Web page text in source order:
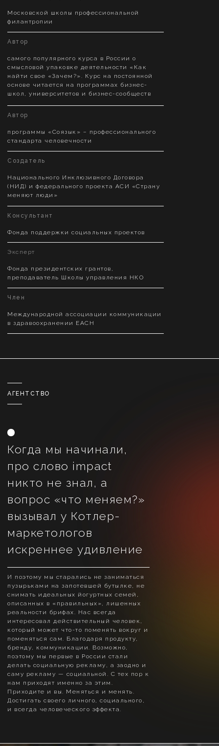
Фонда президентских грантов,
преподаватель Школы управления НКО
Эксперт
Международной ассоциации коммуникации
в здравоохранении EACH
Член
Фонда поддержки социальных проектов
Консультант
Национального Инклюзивного Договора
(НИД) и федерального проекта АСИ «Страну
меняют люди»
Создатель
программы «Соязык» – профессионального
стандарта человечности
Автор
самого популярного курса в России о
смысловой упаковке деятельности «Как
найти свое «Зачем?». Курс на постоянной
основе читается на программах бизнес-
школ, университетов и бизнес-сообществ
Автор
Московской школы профессиональной
филантропии
И поэтому мы старались не заниматься
пузырьками на запотевшей бутылке, не
снимать идеальных йогуртных семей,
описанных в «правильных», лишенных
реальности брифах. Нас всегда
интересовал действительный человек,
который может что-то поменять вокруг и
поменяться сам. Благодаря продукту,
бренду, коммуникации. Возможно,
поэтому мы первые в России стали
делать социальную рекламу, а заодно и
саму рекламу — социальной. С тех пор к
нам приходят именно за этим.
Приходите и вы. Меняться и менять.
Достигать своего личного, социального,
и всегда человеческого эффекта.
про слово impact
никто не знал, а
вопрос «что меняем?»
вызывал у Котлер-
маркетологов
искреннее удивление
Когда мы начинали,
АГЕНТСТВО